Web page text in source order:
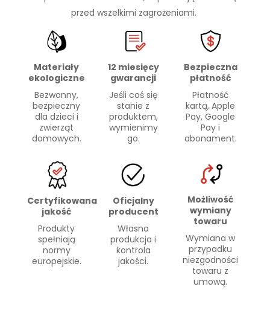
przed wszelkimi zagrożeniami.
Materiały
ekologiczne
Bezwonny,
bezpieczny
dla dzieci i
zwierząt
domowych.
12 miesięcy
gwarancji
Jeśli coś się
stanie z
produktem,
wymienimy
go.
Bezpieczna
płatność
Płatność
kartą, Apple
Pay, Google
Pay i
abonament.
Certyfikowana
jakość
Produkty
spełniają
normy
europejskie.
Oficjalny
producent
Własna
produkcja i
kontrola
jakości.
Możliwość
wymiany
towaru
Wymiana w
przypadku
niezgodności
towaru z
umową.